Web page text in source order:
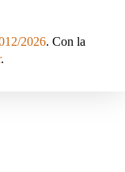
2026. Con la
.